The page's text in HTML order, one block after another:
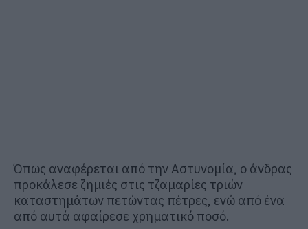
Όπως αναφέρεται από την Αστυνομία, ο άνδρας
προκάλεσε ζημιές στις τζαμαρίες τριών
καταστημάτων πετώντας πέτρες, ενώ από ένα
από αυτά αφαίρεσε χρηματικό ποσό.